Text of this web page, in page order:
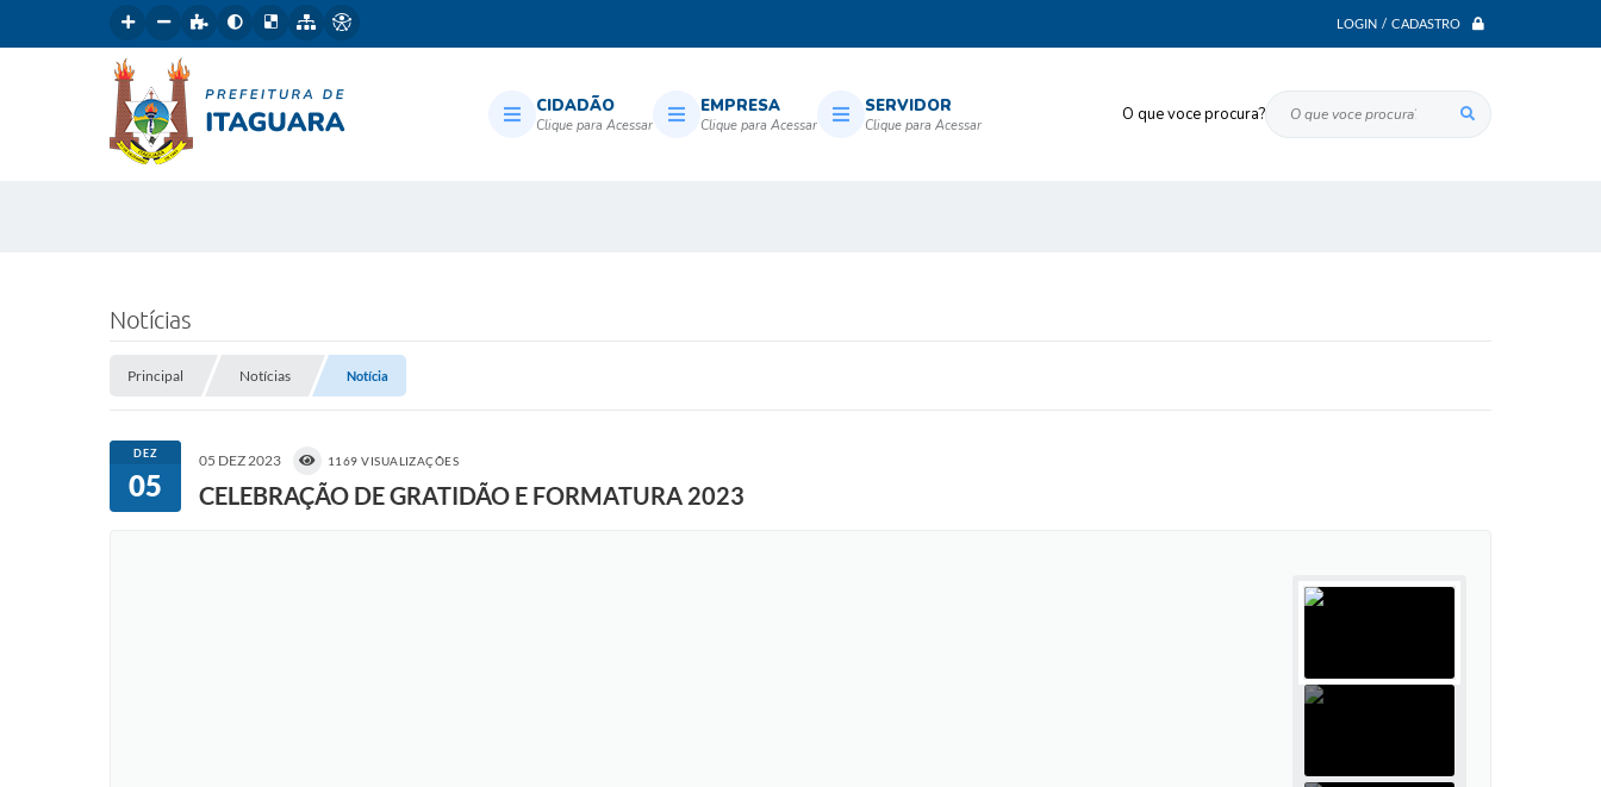
LOGIN / CADASTRO
O que voce procura?
CIDADÃO EMPRESA SERVIDOR
Notícias
Principal Notícias Notícia
DEZ
05
05 DEZ 2023 1169 VISUALIZAÇÕES
CELEBRAÇÃO DE GRATIDÃO E FORMATURA 2023